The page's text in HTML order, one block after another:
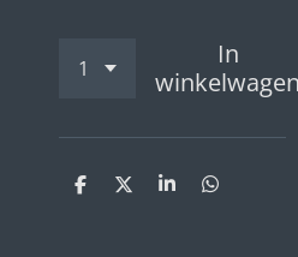
In
D
D
S
D